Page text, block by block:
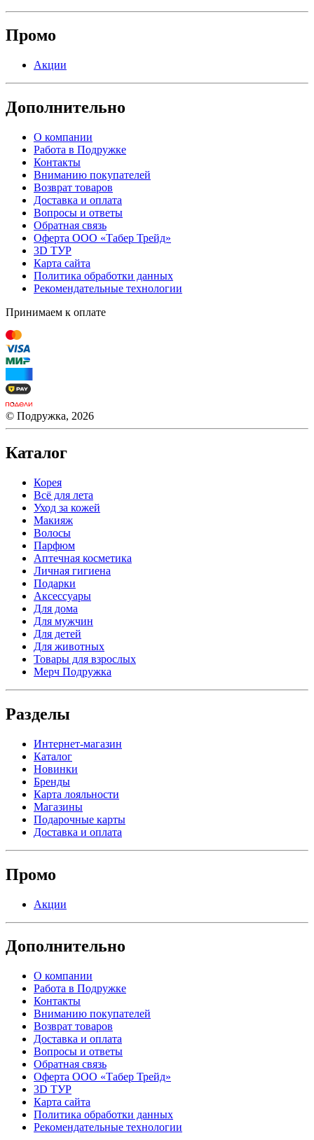
Промо
Акции
Дополнительно
О компании
Работа в Подружке
Контакты
Вниманию покупателей
Возврат товаров
Доставка и оплата
Вопросы и ответы
Обратная связь
Оферта ООО «Табер Трейд»
3D ТУР
Карта сайта
Политика обработки данных
Рекомендательные технологии
Принимаем к оплате
© Подружка, 2026
Каталог
Корея
Всё для лета
Уход за кожей
Макияж
Волосы
Парфюм
Аптечная косметика
Личная гигиена
Подарки
Аксессуары
Для дома
Для мужчин
Для детей
Для животных
Товары для взрослых
Мерч Подружка
Разделы
Интернет-магазин
Каталог
Новинки
Бренды
Карта лояльности
Магазины
Подарочные карты
Доставка и оплата
Промо
Акции
Дополнительно
О компании
Работа в Подружке
Контакты
Вниманию покупателей
Возврат товаров
Доставка и оплата
Вопросы и ответы
Обратная связь
Оферта ООО «Табер Трейд»
3D ТУР
Карта сайта
Политика обработки данных
Рекомендательные технологии